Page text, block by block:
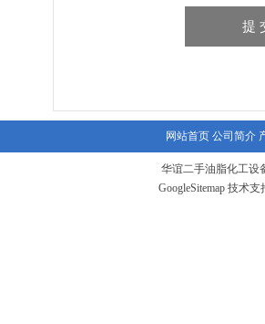
网站首页 公司简介
华谊二手油脂化工设
GoogleSitemap 技术支